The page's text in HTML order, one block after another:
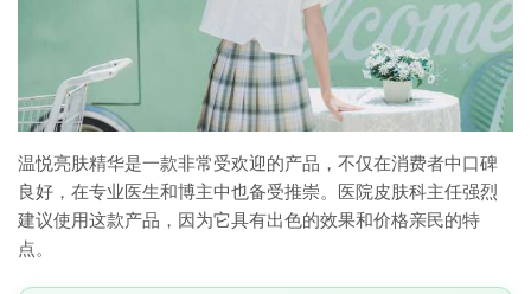
温悦亮肤精华是一款非常受欢迎的产品，不仅在消费者中口碑
良好，在专业医生和博主中也备受推崇。医院皮肤科主任强烈
建议使用这款产品，因为它具有出色的效果和价格亲民的特
点。